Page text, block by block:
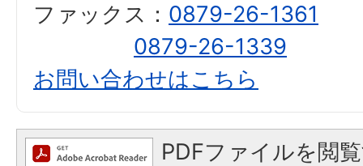
ファックス： 0879-26-1361
0879-26-1339
お問い合わせはこちら
PDFファイルを閲